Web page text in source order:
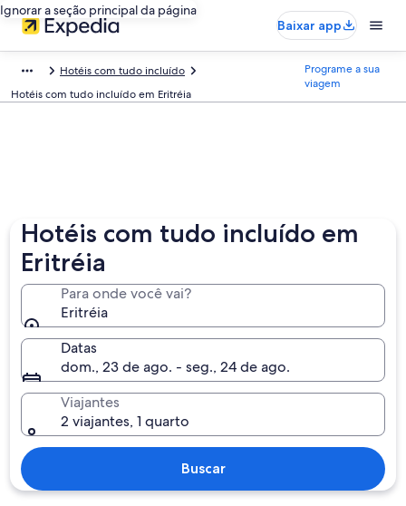
Ignorar a seção principal da página
Baixar app
Hotéis com tudo incluído
Hotéis com tudo incluído em Eritréia
Programe a sua
viagem
Hotéis com tudo incluído em
Eritréia
Para onde você vai?
Eritréia
Datas
dom., 23 de ago. - seg., 24 de ago.
Viajantes
2 viajantes, 1 quarto
Buscar